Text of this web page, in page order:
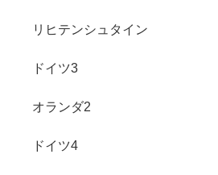
リヒテンシュタイン
ドイツ3
オランダ2
ドイツ4